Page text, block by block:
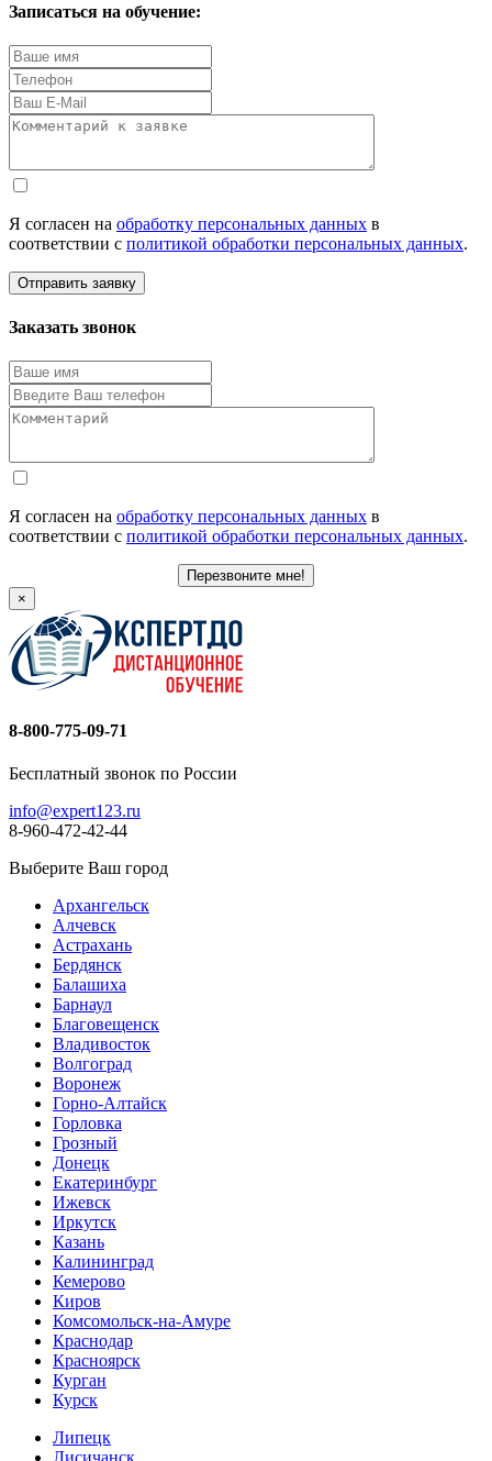
Записаться на обучение:
Я согласен на обработку персональных данных в
соответствии с политикой обработки персональных данных.
Отправить заявку
Заказать звонок
Я согласен на обработку персональных данных в
соответствии с политикой обработки персональных данных.
Перезвоните мне!
×
8-800-775-09-71
Бесплатный звонок по России
info@expert123.ru
8-960-472-42-44
Выберите Ваш город
Архангельск
Алчевск
Астрахань
Бердянск
Балашиха
Барнаул
Благовещенск
Владивосток
Волгоград
Воронеж
Горно-Алтайск
Горловка
Грозный
Донецк
Екатеринбург
Ижевск
Иркутск
Казань
Калининград
Кемерово
Киров
Комсомольск-на-Амуре
Краснодар
Красноярск
Курган
Курск
Липецк
Лисичанск